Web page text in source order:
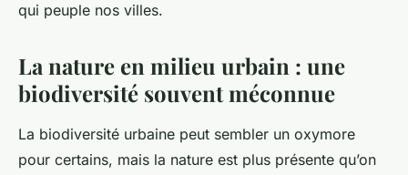
qui peuple nos villes.
La nature en milieu urbain : une
biodiversité souvent méconnue
La biodiversité urbaine peut sembler un oxymore
pour certains, mais la nature est plus présente qu’on